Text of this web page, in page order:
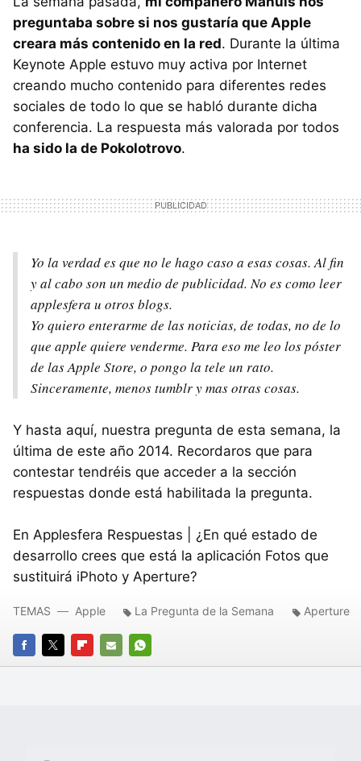
preguntaba sobre si nos gustaría que Apple
creara más contenido en la red. Durante la última
Keynote Apple estuvo muy activa por Internet
creando mucho contenido para diferentes redes
sociales de todo lo que se habló durante dicha
conferencia. La respuesta más valorada por todos
ha sido la de Pokolotrovo.
Yo la verdad es que no le hago caso a esas cosas. Al fin
y al cabo son un medio de publicidad. No es como leer
applesfera u otros blogs.
Yo quiero enterarme de las noticias, de todas, no de lo
que apple quiere venderme. Para eso me leo los póster
de las Apple Store, o pongo la tele un rato.
Sinceramente, menos tumblr y mas otras cosas.
Y hasta aquí, nuestra pregunta de esta semana, la
última de este año 2014. Recordaros que para
contestar tendréis que acceder a la sección
respuestas donde está habilitada la pregunta.
En Applesfera Respuestas | ¿En qué estado de
desarrollo crees que está la aplicación Fotos que
sustituirá iPhoto y Aperture?
FACEBOOK
TWITTERFLIPBOARD
E-
WHATSAPP
TEMAS Apple La Pregunta de la Semana Aperture